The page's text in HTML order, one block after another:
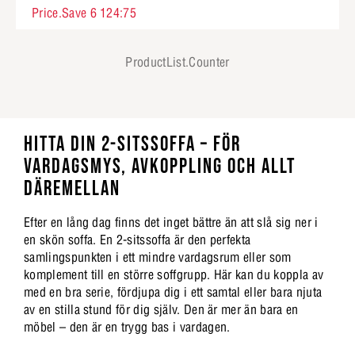
Price.Save 6 124:75
ProductList.Counter
HITTA DIN 2-SITSSOFFA – FÖR
VARDAGSMYS, AVKOPPLING OCH ALLT
DÄREMELLAN
Efter en lång dag finns det inget bättre än att slå sig ner i
en skön soffa. En 2-sitssoffa är den perfekta
samlingspunkten i ett mindre vardagsrum eller som
komplement till en större soffgrupp. Här kan du koppla av
med en bra serie, fördjupa dig i ett samtal eller bara njuta
av en stilla stund för dig själv. Den är mer än bara en
möbel – den är en trygg bas i vardagen.